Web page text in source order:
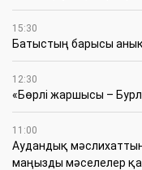
15:30
Батыстың барысы
12:30
«Бөрлі жаршысы –
11:00
Аудандық
маңызды мәселелер